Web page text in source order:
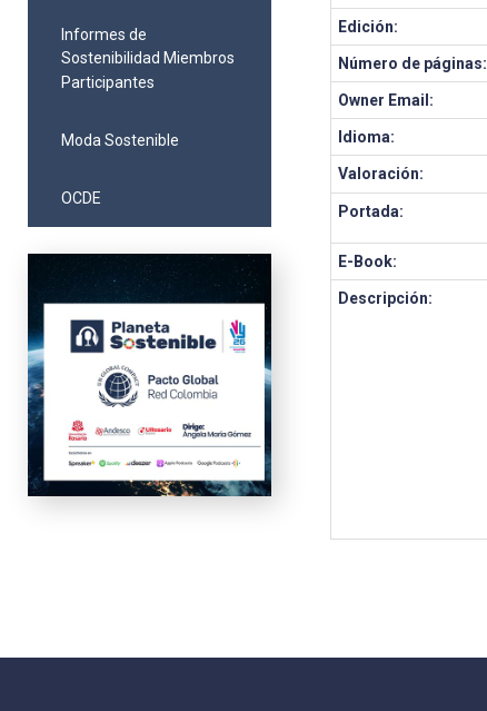
Informes de
Sostenibilidad Miembros
Participantes
Moda Sostenible
OCDE
Edición:
Número de páginas:
Owner Email:
Idioma:
Valoración:
Portada:
E-Book:
Descripción: